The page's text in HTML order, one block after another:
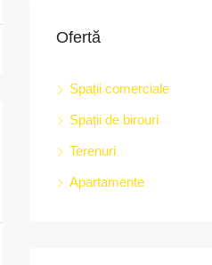
Ofertă
Spații comerciale
Spații de birouri
Terenuri
Apartamente